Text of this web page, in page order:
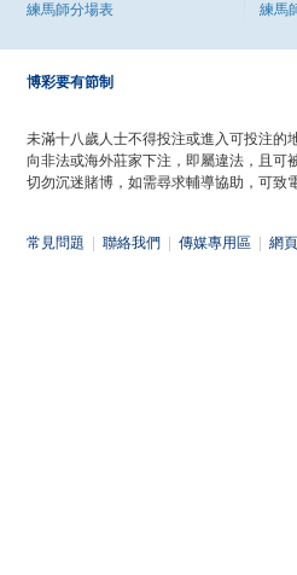
練馬師分場表
練馬
博彩要有節制
未滿十八歲人士不得投注或進入可投注的
向非法或海外莊家下注，即屬違法，且可
切勿沉迷賭博，如需尋求輔導協助，可致
常見問題 聯絡我們 傳媒專用區 網